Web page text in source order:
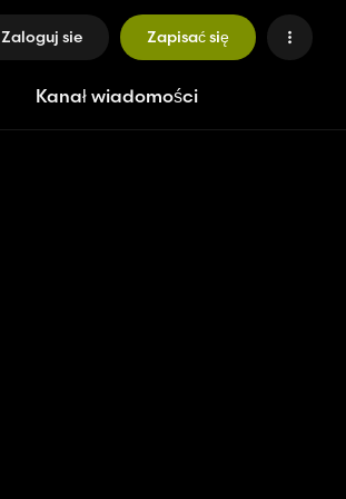
Zaloguj sie Zapisać się
Kanał wiadomości